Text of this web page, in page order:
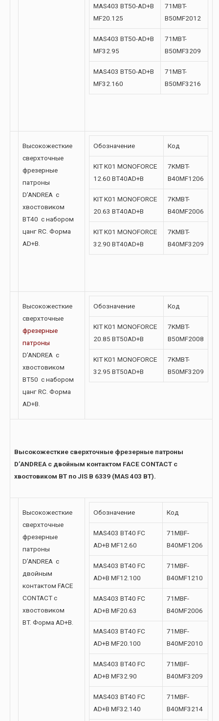
MAS403 BT50-AD+B
MF20.125
71MBT-
B50MF2012
MAS403 BT50-AD+B
MF32.95
71MBT-
B50MF3209
MAS403 BT50-AD+B
MF32.160
71MBT-
B50MF3216
Высокожесткие
сверхточные
фрезерные
патроны
D’ANDREA с
хвостовиком
BT40 с набором
цанг RC. Форма
AD+B.
Обозначение Код
KIT K01 MONOFORCE
12.60 BT40AD+B
7KMBT-
B40MF1206
KIT K01 MONOFORCE
20.63 BT40AD+B
7KMBT-
B40MF2006
KIT K01 MONOFORCE
32.90 BT40AD+B
7KMBT-
B40MF3209
Высокожесткие
сверхточные
фрезерные
патроны
D’ANDREA с
хвостовиком
BT50 с набором
цанг RC. Форма
AD+B.
Обозначение Код
KIT K01 MONOFORCE
20.85 BT50AD+B
7KMBT-
B50MF2008
KIT K01 MONOFORCE
32.95 BT50AD+B
7KMBT-
B50MF3209
Высокожесткие сверхточные фрезерные патроны
D’ANDREA с двойным контактом FACE CONTACT с
хвостовиком BT по JIS B 6339 (MAS 403 BT).
Высокожесткие
сверхточные
фрезерные
патроны
D’ANDREA с
двойным
контактом FACE
CONTACT с
хвостовиком
BT. Форма AD+B.
Обозначение Код
MAS403 BT40 FC
AD+B MF12.60
71MBF-
B40MF1206
MAS403 BT40 FC
AD+B MF12.100
71MBF-
B40MF1210
MAS403 BT40 FC
AD+B MF20.63
71MBF-
B40MF2006
MAS403 BT40 FC
AD+B MF20.100
71MBF-
B40MF2010
MAS403 BT40 FC
AD+B MF32.90
71MBF-
B40MF3209
MAS403 BT40 FC
AD+B MF32.140
71MBF-
B40MF3214